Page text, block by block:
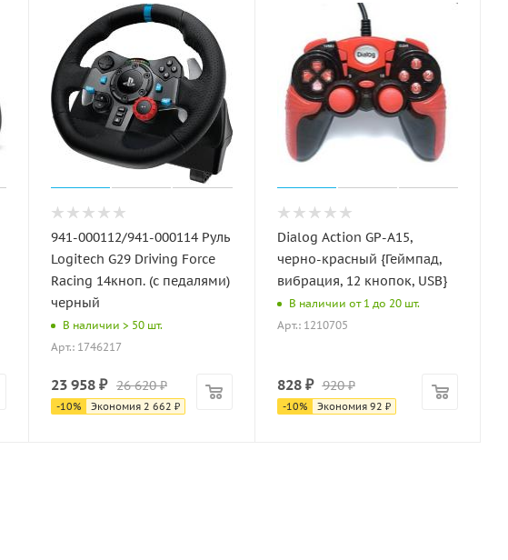
941-000112/941-000114 Руль
Logitech G29 Driving Force
Racing 14кноп. (с педалями)
черный
В наличии > 50 шт.
Арт.: 1746217
23 958 ₽ 26 620₽
-10% Экономия 2 662 ₽
Dialog Action GP-A15,
черно-красный {Геймпад,
вибрация, 12 кнопок, USB}
В наличии от 1 до 20 шт.
Арт.: 1210705
828₽ 920₽
-10% Экономия 92 ₽